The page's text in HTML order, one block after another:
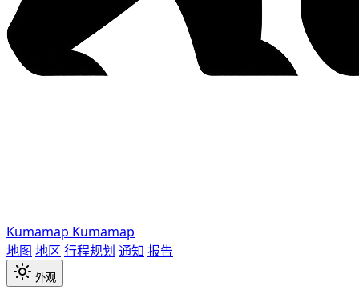
Kumamap Kumamap
地图 地区 行程规划 通知 报告
外观